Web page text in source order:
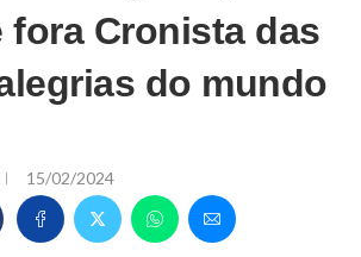
fora Cronista das
do mundo
15/02/2024